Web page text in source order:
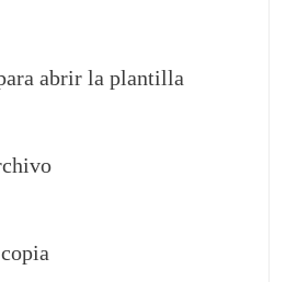
abrir la plantilla